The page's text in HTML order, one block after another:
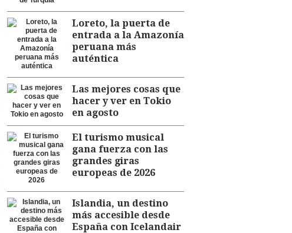
Loreto, la puerta de
entrada a la Amazonía
peruana más
auténtica
Las mejores cosas que
hacer y ver en Tokio
en agosto
El turismo musical
gana fuerza con las
grandes giras
europeas de 2026
Islandia, un destino
más accesible desde
España con Icelandair